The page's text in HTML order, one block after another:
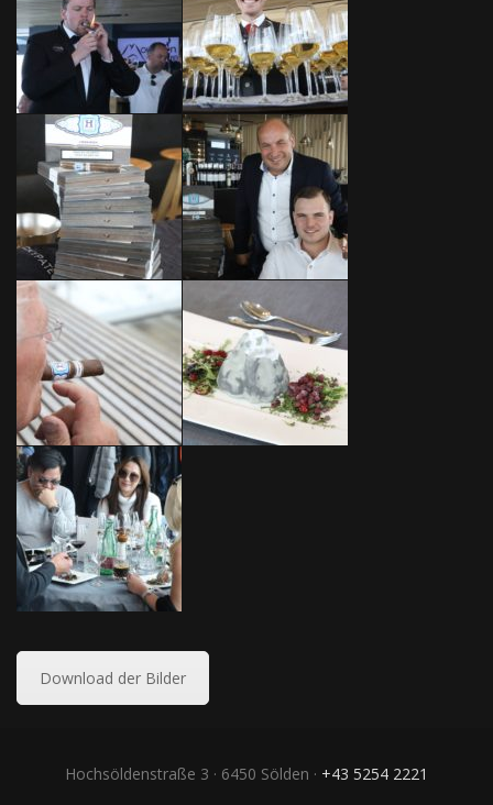
Download der Bilder
Hochsöldenstraße 3 · 6450 Sölden · +43 5254 2221